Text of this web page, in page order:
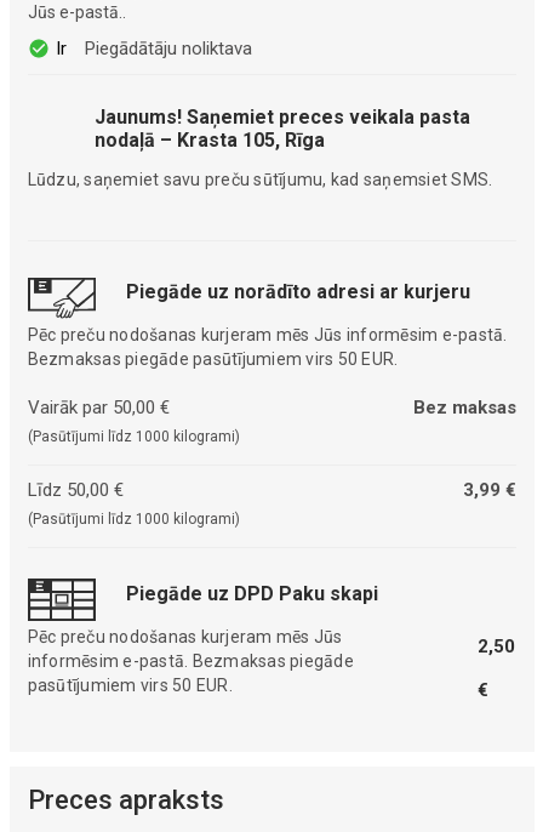
Jūs e-pastā..
Ir Piegādātāju noliktava
Jaunums! Saņemiet preces veikala pasta
nodaļā – Krasta 105, Rīga
Lūdzu, saņemiet savu preču sūtījumu, kad saņemsiet SMS.
Piegāde uz norādīto adresi ar kurjeru
Pēc preču nodošanas kurjeram mēs Jūs informēsim e-pastā.
Bezmaksas piegāde pasūtījumiem virs 50 EUR.
Vairāk par 50,00 €
(Pasūtījumi līdz 1000 kilogrami)
Bez maksas
Līdz 50,00 €
(Pasūtījumi līdz 1000 kilogrami)
3,99 €
Piegāde uz DPD Paku skapi
Pēc preču nodošanas kurjeram mēs Jūs
informēsim e-pastā. Bezmaksas piegāde
pasūtījumiem virs 50 EUR.
2,50
€
Preces apraksts